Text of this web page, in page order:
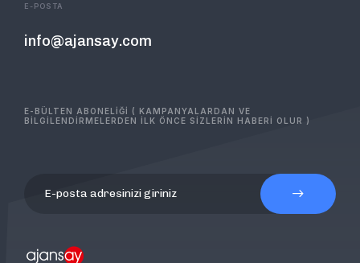
E-POSTA
info@ajansay.com
E-BÜLTEN ABONELİĞİ ( KAMPANYALARDAN VE
BİLGİLENDİRMELERDEN İLK ÖNCE SİZLERİN HABERİ OLUR )